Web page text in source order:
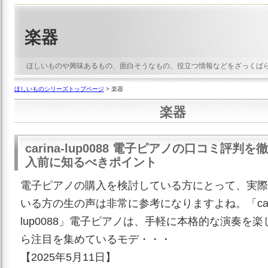
楽器
ほしいものや興味あるもの、面白そうなもの、役立つ情報などをざっくば
ほしいものシリーズトップページ > 楽器
楽器
carina-lup0088 電子ピアノの口コミ評判を
入前に知るべきポイント
電子ピアノの購入を検討している方にとって、実
いる方の生の声は非常に参考になりますよね。「
lup0088」電子ピアノは、手軽に本格的な演奏を楽
ら注目を集めているモデ・・・
【2025年5月11日】